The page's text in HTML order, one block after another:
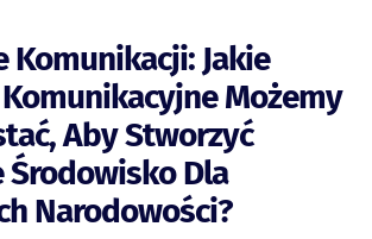
Komunikacji: Jakie
Możemy
Aby Stworzyć
Środowisko Dla
Narodowości?